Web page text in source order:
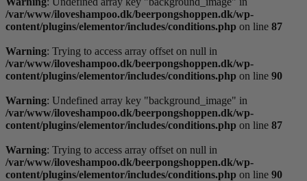
/var/www/iloveshampoo.dk/beerpongshoppen.dk/wp-
content/plugins/elementor/includes/conditions.php on line 87
Warning: Trying to access array offset on null in
/var/www/iloveshampoo.dk/beerpongshoppen.dk/wp-
content/plugins/elementor/includes/conditions.php on line 90
Warning: Undefined array key "background_image" in
/var/www/iloveshampoo.dk/beerpongshoppen.dk/wp-
content/plugins/elementor/includes/conditions.php on line 87
Warning: Trying to access array offset on null in
/var/www/iloveshampoo.dk/beerpongshoppen.dk/wp-
content/plugins/elementor/includes/conditions.php on line 90